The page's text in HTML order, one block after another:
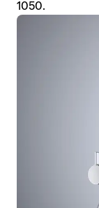
1050.